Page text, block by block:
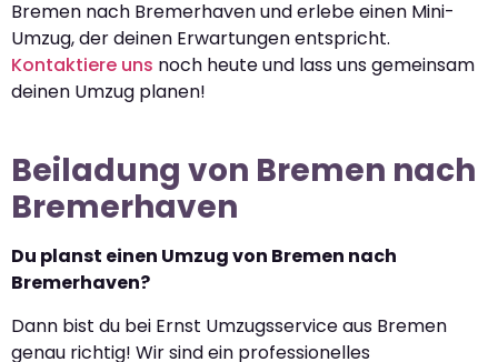
Bremen nach Bremerhaven und erlebe einen Mini-
Umzug, der deinen Erwartungen entspricht.
Kontaktiere uns noch heute und lass uns gemeinsam
deinen Umzug planen!
Beiladung von Bremen nach
Bremerhaven
Du planst einen Umzug von Bremen nach
Bremerhaven?
Dann bist du bei Ernst Umzugsservice aus Bremen
genau richtig! Wir sind ein professionelles